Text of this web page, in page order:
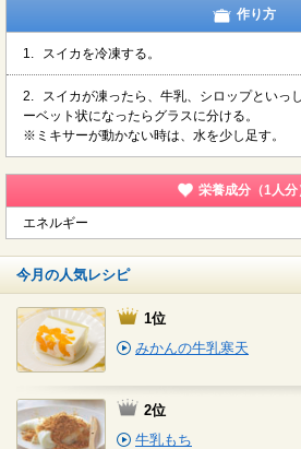
作り方
1. スイカを冷凍する。
2.
スイカが凍ったら、牛乳、シロップといっ
ーベット状になったらグラスに分ける。
※ミキサーが動かない時は、水を少し足す。
栄養成分（1人分
エネルギー
今月の人気レシピ
1位
みかんの牛乳寒天
2位
牛乳もち